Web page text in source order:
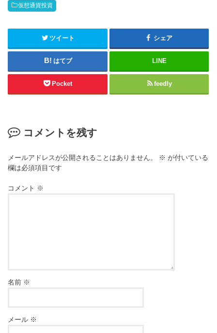
仮想通貨投資
ツイート シェア
はてブ LINE
Pocket feedly
コメントを残す
メールアドレスが公開されることはありません。 ※ が付いている
欄は必須項目です
コメント ※
名前 ※
メール ※